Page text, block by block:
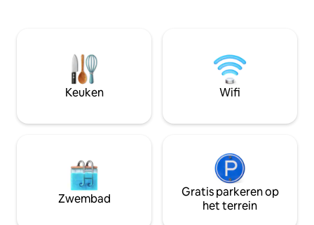
een korte wandeling langs het strand,
vindt u het restaurant 'Sea Shed'! Hier
vind je tal van drankjes, heerlijk eten,
strandstoelen en parasols! De perfecte
5 minuten van de
en het
voor stellen,
zoek zijn naar
Keuken Wifi
Zwembad
Gratis parkeren op
het terrein